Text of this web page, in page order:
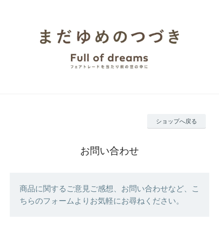
ショップへ戻る
お問い合わせ
商品に関するご意見ご感想、お問い合わせなど、こ
ちらのフォームよりお気軽にお尋ねください。